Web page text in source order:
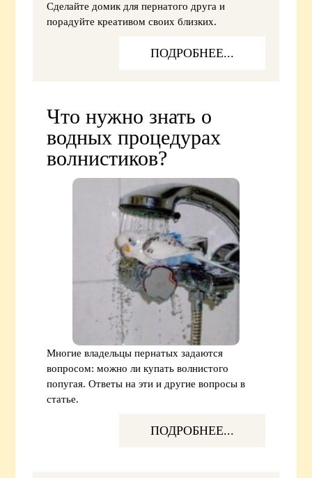
Сделайте домик для пернатого друга и
порадуйте креативом своих близких.
ПОДРОБНЕЕ...
Что нужно знать о
водных процедурах
волнистиков?
Многие владельцы пернатых задаются
вопросом: можно ли купать волнистого
попугая. Ответы на эти и другие вопросы в
статье.
ПОДРОБНЕЕ...